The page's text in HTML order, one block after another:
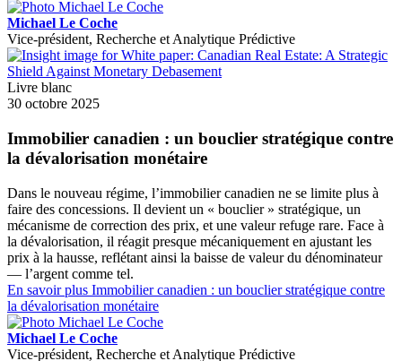
Michael Le Coche
Vice-président, Recherche et Analytique Prédictive
Livre blanc
30 octobre 2025
Immobilier canadien : un bouclier stratégique contre
la dévalorisation monétaire
Dans le nouveau régime, l’immobilier canadien ne se limite plus à
faire des concessions. Il devient un « bouclier » stratégique, un
mécanisme de correction des prix, et une valeur refuge rare. Face à
la dévalorisation, il réagit presque mécaniquement en ajustant les
prix à la hausse, reflétant ainsi la baisse de valeur du dénominateur
— l’argent comme tel.
En savoir plus Immobilier canadien : un bouclier stratégique contre
la dévalorisation monétaire
Michael Le Coche
Vice-président, Recherche et Analytique Prédictive